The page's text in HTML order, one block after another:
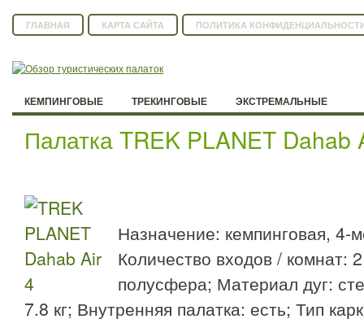
ГЛАВНАЯ КАРТА САЙТА ПОЛИТИКА
КЕМПИНГОВЫЕ ТРЕКИНГОВЫЕ ЭКСТРЕМАЛЬНЫЕ
Палатка TREK PLANET Dahab
Назначение: кемпинговая, 4-
Количество входов / комнат:
полусфера; Материал дуг:
7.8 кг; Внутренняя палатка: есть; Тип